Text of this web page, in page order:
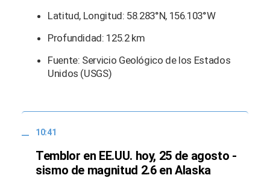
Latitud, Longitud: 58.283°N, 156.103°W
Profundidad: 125.2 km
Fuente: Servicio Geológico de los Estados
Unidos (USGS)
10:41
Temblor en EE.UU. hoy, 25 de agosto -
sismo de magnitud 2.6 en Alaska